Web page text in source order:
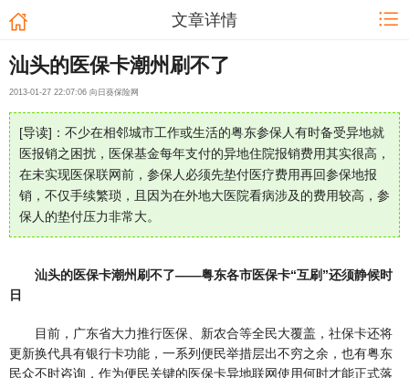
文章详情
汕头的医保卡潮州刷不了
2013-01-27 22:07:06 向日葵保险网
[导读]：不少在相邻城市工作或生活的粤东参保人有时备受异地就
医报销之困扰，医保基金每年支付的异地住院报销费用其实很高，
在未实现医保联网前，参保人必须先垫付医疗费用再回参保地报
销，不仅手续繁琐，且因为在外地大医院看病涉及的费用较高，参
保人的垫付压力非常大。
汕头的医保卡潮州刷不了——粤东各市医保卡“互刷”还须静候时
日
目前，广东省大力推行医保、新农合等全民大覆盖，社保卡还将
更新换代具有银行卡功能，一系列便民举措层出不穷之余，也有粤东
民众不时咨询，作为便民关键的医保卡异地联网使用何时才能正式落